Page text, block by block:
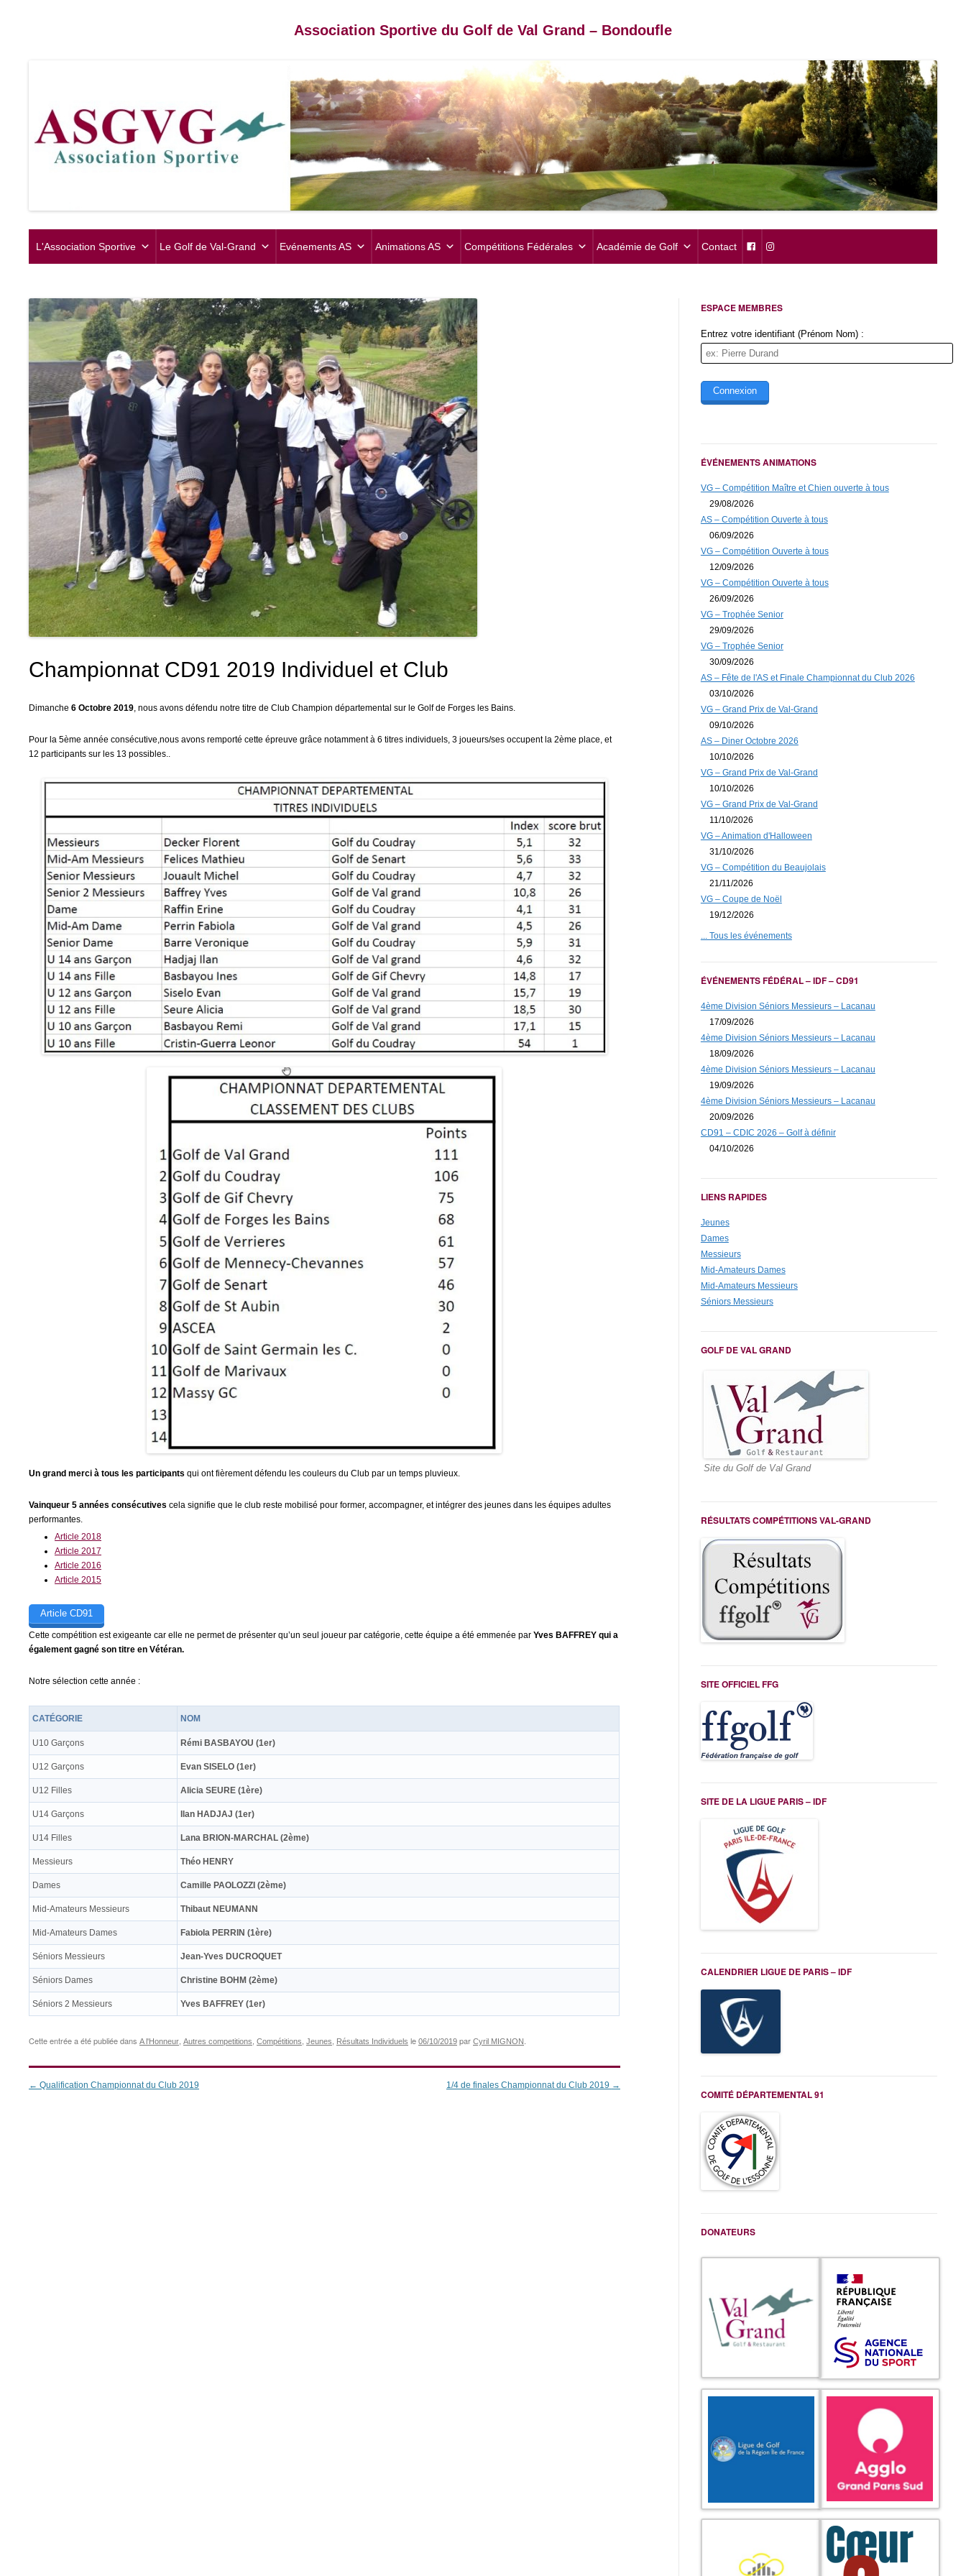
Association Sportive du Golf de Val Grand – Bondoufle
contenu
L'Association Sportive Le Golf de Val-Grand Evénements AS Animations AS Compétitions Fédérales Académie de Golf Contact
Championnat CD91 2019 Individuel et Club
Dimanche 6 Octobre 2019, nous avons défendu notre titre de Club Champion départemental sur le Golf de Forges les Bains.
Pour la 5ème année consécutive,nous avons remporté cette épreuve grâce notamment à 6 titres individuels, 3 joueurs/ses occupent la 2ème place, et
12 participants sur les 13 possibles..
Un grand merci à tous les participants qui ont fièrement défendu les couleurs du Club par un temps pluvieux.
Vainqueur 5 années consécutives cela signifie que le club reste mobilisé pour former, accompagner, et intégrer des jeunes dans les équipes adultes
performantes.
Article 2018
Article 2017
Article 2016
Article 2015
Article CD91
Cette compétition est exigeante car elle ne permet de présenter qu’un seul joueur par catégorie, cette équipe a été emmenée par Yves BAFFREY qui a
également gagné son titre en Vétéran.
Notre sélection cette année :
CATÉGORIE NOM
U10 Garçons Rémi BASBAYOU (1er)
U12 Garçons Evan SISELO (1er)
U12 Filles Alicia SEURE (1ère)
U14 Garçons Ilan HADJAJ (1er)
U14 Filles Lana BRION-MARCHAL (2ème)
Messieurs Théo HENRY
Dames Camille PAOLOZZI (2ème)
Mid-Amateurs Messieurs Thibaut NEUMANN
Mid-Amateurs Dames Fabiola PERRIN (1ère)
Séniors Messieurs Jean-Yves DUCROQUET
Séniors Dames Christine BOHM (2ème)
Séniors 2 Messieurs Yves BAFFREY (1er)
Cette entrée a été publiée dans A l'Honneur Autres competitions Compétitions Jeunes Résultats Individuels le 06/10/2019 par Cyril MIGNON
Navigation
← Qualification Championnat du Club 2019 1/4 de finales Championnat du Club 2019 →
ESPACE MEMBRES
Entrez votre identifiant (Prénom Nom) :
ÉVÉNEMENTS ANIMATIONS
VG – Compétition Maître et Chien ouverte à tous
29/08/2026
AS – Compétition Ouverte à tous
06/09/2026
VG – Compétition Ouverte à tous
12/09/2026
VG – Compétition Ouverte à tous
26/09/2026
VG – Trophée Senior
29/09/2026
VG – Trophée Senior
30/09/2026
AS – Fête de l'AS et Finale Championnat du Club 2026
03/10/2026
VG – Grand Prix de Val-Grand
09/10/2026
AS – Diner Octobre 2026
10/10/2026
VG – Grand Prix de Val-Grand
10/10/2026
VG – Grand Prix de Val-Grand
11/10/2026
VG – Animation d'Halloween
31/10/2026
VG – Compétition du Beaujolais
21/11/2026
VG – Coupe de Noël
19/12/2026
... Tous les événements
ÉVÉNEMENTS FÉDÉRAL – IDF – CD91
4ème Division Séniors Messieurs – Lacanau
17/09/2026
4ème Division Séniors Messieurs – Lacanau
18/09/2026
4ème Division Séniors Messieurs – Lacanau
19/09/2026
4ème Division Séniors Messieurs – Lacanau
20/09/2026
CD91 – CDIC 2026 – Golf à définir
04/10/2026
LIENS RAPIDES
Jeunes
Dames
Messieurs
Mid-Amateurs Dames
Mid-Amateurs Messieurs
Séniors Messieurs
GOLF DE VAL GRAND
Site du Golf de Val Grand
RÉSULTATS COMPÉTITIONS VAL-GRAND
SITE OFFICIEL FFG
SITE DE LA LIGUE PARIS – IDF
CALENDRIER LIGUE DE PARIS – IDF
COMITÉ DÉPARTEMENTAL 91
DONATEURS